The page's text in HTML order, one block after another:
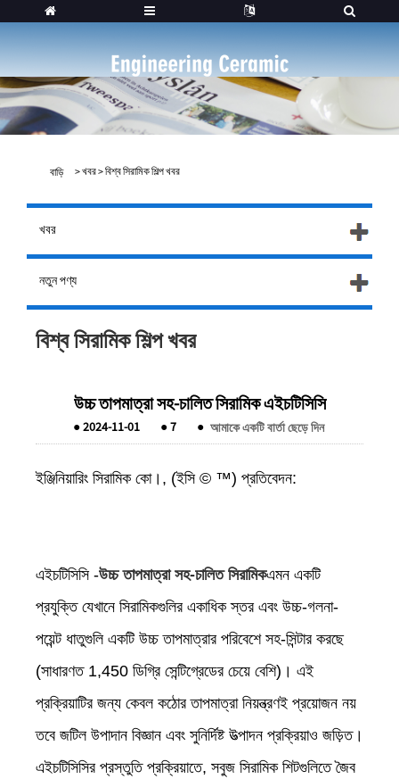
বাড়ি >খবর>বিশ্ব সিরামিক শিল্প খবর
খবর
নতুন পণ্য
বিশ্ব সিরামিক শিল্প খবর
উচ্চ তাপমাত্রা সহ-চালিত সিরামিক এইচটিসিসি
●2024-11-01 ●7 ● আমাকে একটি বার্তা ছেড়ে দিন
ইঞ্জিনিয়ারিং সিরামিক কো।, (ইসি © ™) প্রতিবেদন:
এইচটিসিসি -উচ্চ তাপমাত্রা সহ-চালিত সিরামিকএমন একটি
প্রযুক্তি যেখানে সিরামিকগুলির একাধিক স্তর এবং উচ্চ-গলনা-
পয়েন্ট ধাতুগুলি একটি উচ্চ তাপমাত্রার পরিবেশে সহ-সিন্টার করছে
(সাধারণত 1,450 ডিগ্রি সেন্টিগ্রেডের চেয়ে বেশি)। এই
প্রক্রিয়াটির জন্য কেবল কঠোর তাপমাত্রা নিয়ন্ত্রণই প্রয়োজন নয়
তবে জটিল উপাদান বিজ্ঞান এবং সুনির্দিষ্ট উত্পাদন প্রক্রিয়াও জড়িত।
এইচটিসিসির প্রস্তুতি প্রক্রিয়াতে, সবুজ সিরামিক শিটগুলিতে জৈব